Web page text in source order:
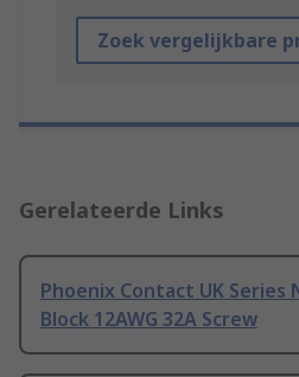
Zoek vergelijkbare
Gerelateerde Links
Phoenix Contact UK Series
Block 12AWG 32A Screw